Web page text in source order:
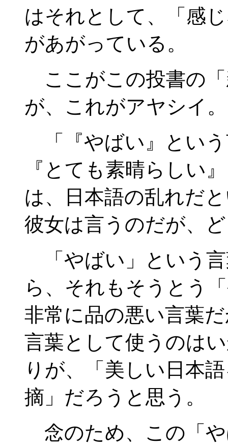
はそれとして、「感
があがっている。
ここがこの投書の
が、これがアヤシイ。
「『やばい』とい
『とても素晴らしい
は、日本語の乱れだ
彼女は言うのだが、
「やばい」という
ら、それもそうとう
非常に品の悪い言葉
言葉として使うのは
りが、「美しい日本
摘」だろうと思う。
念のため、この「